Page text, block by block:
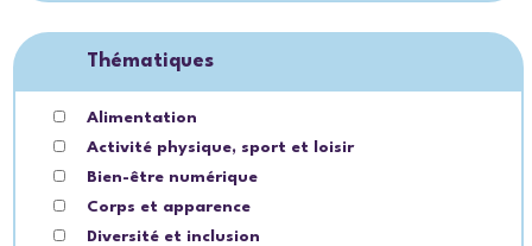
Thématiques
Alimentation
Activité physique, sport et loisir
Bien-être numérique
Corps et apparence
Diversité et inclusion